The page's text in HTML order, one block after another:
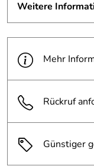
Verantwortliche
Steinmauer 6
www.hepco-
Weitere
Mehr
Rückruf
Günstiger